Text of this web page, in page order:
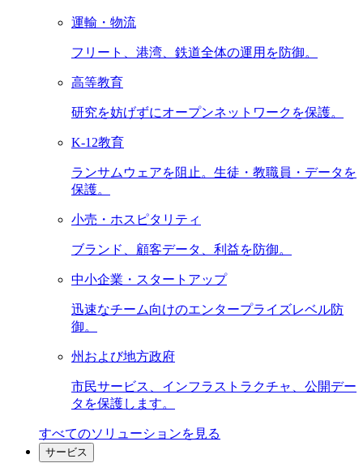
運輸・物流
フリート、港湾、鉄道全体の運用を防御。
高等教育
研究を妨げずにオープンネットワークを保護。
K-12教育
ランサムウェアを阻止。生徒・教職員・データを
保護。
小売・ホスピタリティ
ブランド、顧客データ、利益を防御。
中小企業・スタートアップ
迅速なチーム向けのエンタープライズレベル防
御。
州および地方政府
市民サービス、インフラストラクチャ、公開デー
タを保護します。
すべてのソリューションを見る
サービス